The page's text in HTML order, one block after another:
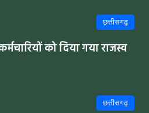
छत्तीसगढ़
को दिया गया राजस्व
छत्तीसगढ़